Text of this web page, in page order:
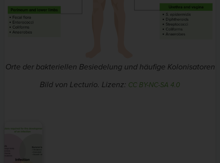
Orte der bakteriellen Besiedelung und häufige Kolonisatoren
Bild von Lecturio. Lizenz: CC BY-NC-SA 4.0